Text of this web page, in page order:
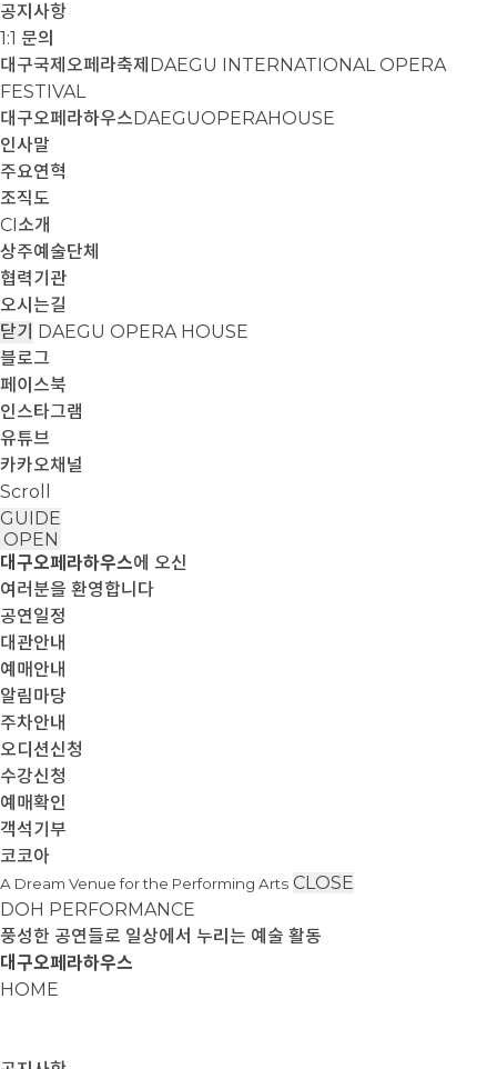
공지사항
1:1 문의
대구국제오페라축제 DAEGU INTERNATIONAL OPERA
FESTIVAL
대구오페라하우스DAEGUOPERAHOUSE
인사말
주요연혁
조직도
CI소개
상주예술단체
협력기관
오시는길
닫기 DAEGU OPERA HOUSE
블로그
페이스북
인스타그램
유튜브
카카오채널
Scroll
GUIDE
OPEN
대구오페라하우스에 오신
여러분을 환영합니다
공연일정
대관안내
예매안내
알림마당
주차안내
오디션신청
수강신청
예매확인
객석기부
코코아
A Dream Venue for the Performing Arts CLOSE
DOH PERFORMANCE
풍성한 공연들로 일상에서 누리는 예술 활동
대구오페라하우스
HOME